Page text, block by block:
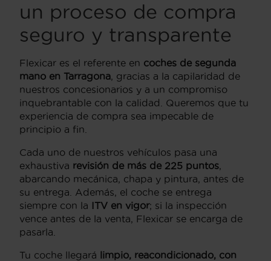
un proceso de compra
seguro y transparente
Flexicar es el referente en coches de segunda
mano en Tarragona , gracias a la capilaridad de
nuestros concesionarios y a un compromiso
inquebrantable con la calidad. Queremos que tu
experiencia de compra sea impecable de
principio a fin.
Cada uno de nuestros vehículos pasa una
exhaustiva revisión de más de 225 puntos
abarcando mecánica, chapa y pintura, antes de
su entrega. Además, el coche se entrega
siempre con la ITV en vigor; si la inspección
vence antes de la venta, Flexicar se encarga de
pasarla.
Tu coche llegará limpio, reacondicionado, con